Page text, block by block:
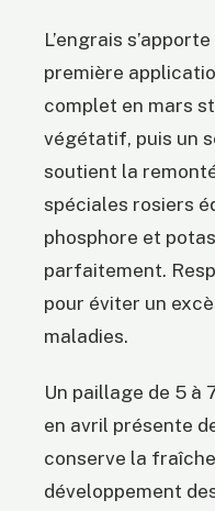
L’engrais
première
complet en mars
végétatif, puis un
soutient la
spéciales rosiers
phosphore et
parfaitement.
pour éviter un
maladies.
Un paillage de 5 à
en avril présente
conserve la
développement